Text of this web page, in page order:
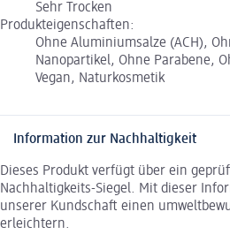
Sehr Trocken
Produkteigenschaften:
Ohne Aluminiumsalze (ACH),
Nanopartikel, Ohne Parabene,
Vegan, Naturkosmetik
Information zur Nachhaltigkeit
Dieses Produkt verfügt über ein
Nachhaltigkeits-Siegel. Mit dieser
unserer Kundschaft einen
erleichtern.